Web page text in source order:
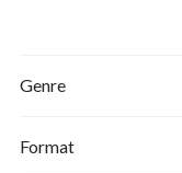
Genre
Format